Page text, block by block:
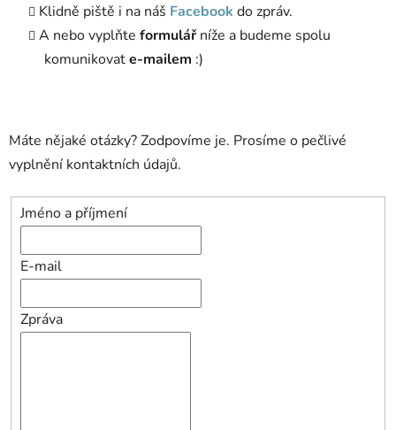
Klidně piště i na náš Facebook do zpráv.
A nebo vyplňte formulář níže a budeme spolu
komunikovate-mailem :)
Máte nějaké otázky? Zodpovíme je. Prosíme o pečlivé
vyplnění kontaktních údajů.
Jméno a příjmení
E-mail
Zpráva